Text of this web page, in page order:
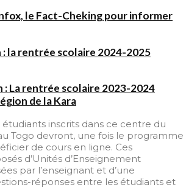
le Fact-Cheking pour informer
la rentrée scolaire 2024-2025
: La rentrée scolaire 2023-2024
de la Kara
inscrits dans ce centre du
Togo devront, une fois le programme
de cours en ligne. Ces
d’Unités d’Enseignement
par l’enseignant et d’une
réponses entre les étudiants et